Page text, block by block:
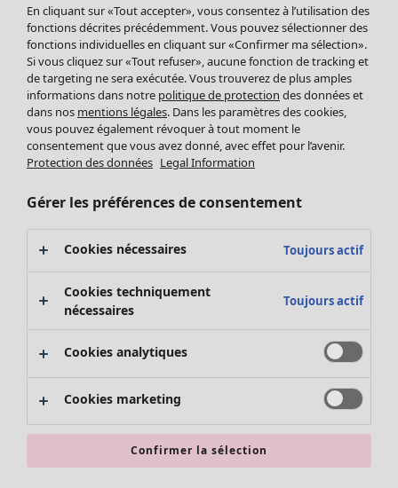
Leggings et collants
Accessoires
Chaussures
Vêtements de bain
Basics
Soldes Mobilier
Bonnes affaires déco
Décoration
Textiles
Tapis
Éponge
Promos SOLDES
Les promos de Gudrun Sjödén
Nouvel arrivage
Bonnes affaires en soldes - jusqu'à -70
En cliquant sur «Tout accepter», vous consentez à l’utilisation des
fonctions décrites précédemment. Vous pouvez sélectionner des
fonctions individuelles en cliquant sur «Confirmer ma sélection».
Si vous cliquez sur «Tout refuser», aucune fonction de tracking et
de targeting ne sera exécutée. Vous trouverez de plus amples
informations dans notre politique de protection des données et
dans nos mentions légales. Dans les paramètres des cookies,
vous pouvez également révoquer à tout moment le
consentement que vous avez donné, avec effet pour l’avenir.
Protection des données Legal Information
Gérer les préférences de consentement
Cookies nécessaires Toujours actif
Cookies techniquement
nécessaires
Toujours actif
Cookies analytiques
Cookies marketing
Confirmer la sélection